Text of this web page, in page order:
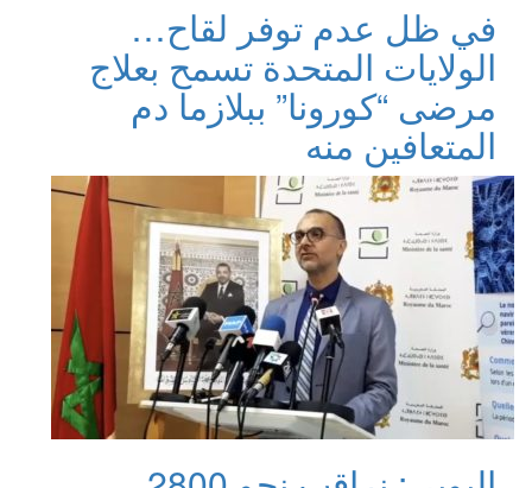
في ظل عدم توفر لقاح…
الولايات المتحدة تسمح بعلاج
مرضى “كورونا” ببلازما دم
المتعافين منه